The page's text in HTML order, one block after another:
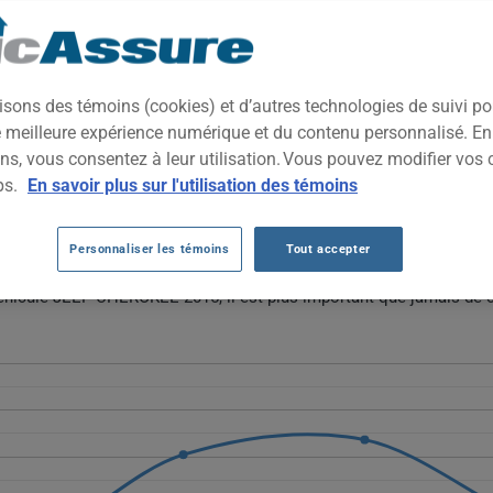
polyvalent, apprécié pour ses capacités hors route et
de gérer aussi bien la conduite urbaine que les escapades en
CHEROKEE 2015 AU FIL DES 5
2015 fluctuent sans tendance claire, oscillant entre 849 $ et
qu'une hausse ou baisse continue.
JEEP CHEROKEE 2015, il est plus important que jamais
des témoins (cookies) et d’autres technologies de suivi
expérience numérique et du contenu personnalisé.
vous consentez à leur utilisation. Vous pouvez modifier vos
En savoir plus sur l'utilisation des témoins
Personnaliser les témoins Tout accepter